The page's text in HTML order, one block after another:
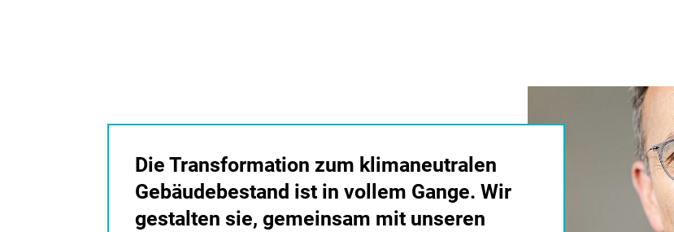
Die Transformation zum klimaneutralen
Gebäudebestand ist in vollem Gange. Wir
gestalten sie, gemeinsam mit unseren